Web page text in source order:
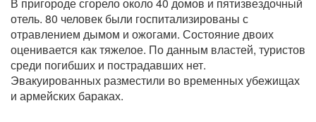
В пригороде сгорело около 40 домов и пятизвездочный
отель. 80 человек были госпитализированы с
отравлением дымом и ожогами. Состояние двоих
оценивается как тяжелое. По данным властей, туристов
среди погибших и пострадавших нет.
Эвакуированных разместили во временных убежищах
и армейских бараках.